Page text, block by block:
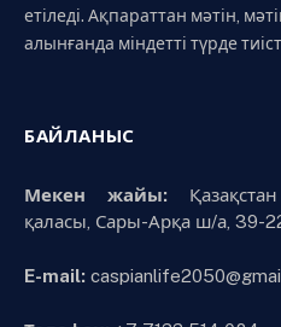
етіледі. Ақпараттан мәтін,
алынғанда міндетті түрде
БАЙЛАНЫС
Мекен жайы:
қаласы, Сары-Арқа ш/а, 39-
E-mail: